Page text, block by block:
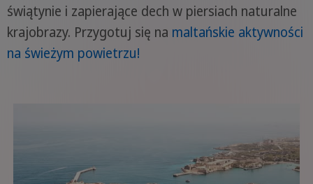
świątynie i zapierające dech w piersiach naturalne
krajobrazy. Przygotuj się na maltańskie aktywności
na świeżym powietrzu!